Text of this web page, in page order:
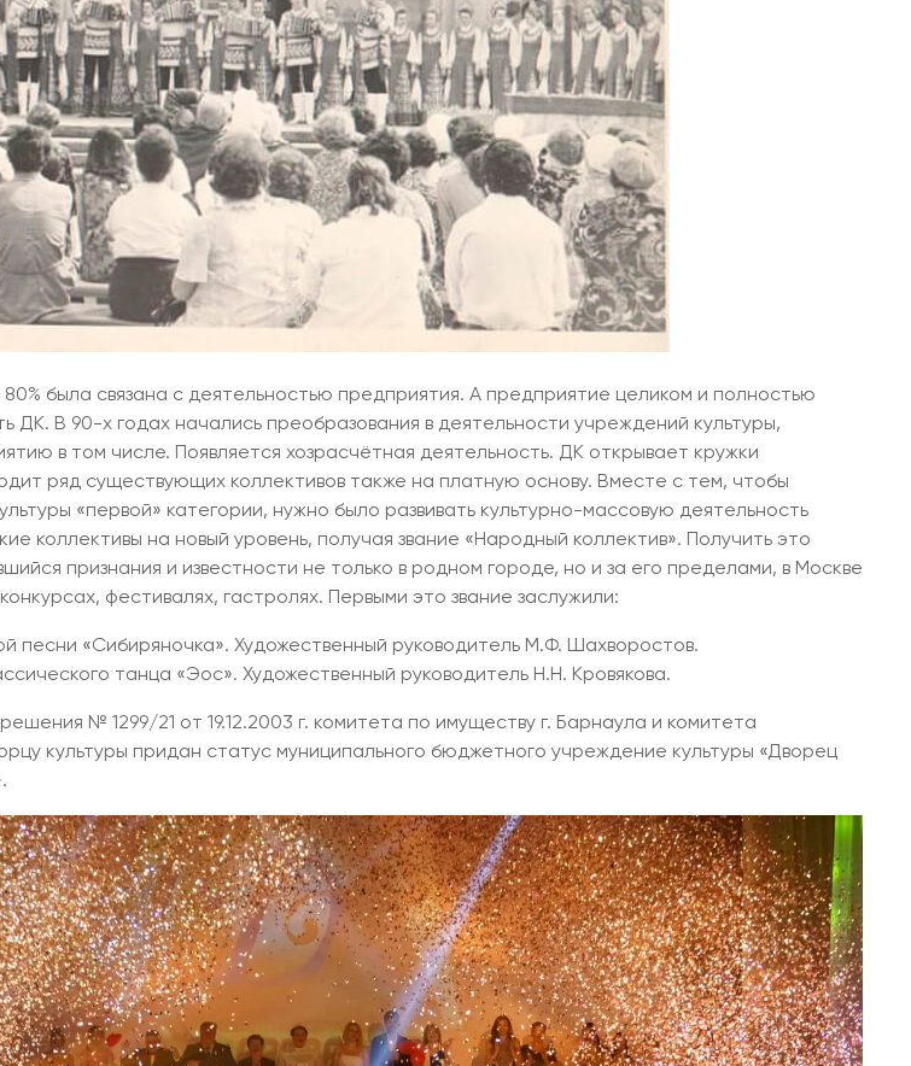
была связана с деятельностью предприятия. А предприятие целиком и полностью
ДК. В 90-х годах начались преобразования в деятельности учреждений культуры,
в том числе. Появляется хозрасчётная деятельность. ДК открывает кружки
ряд существующих коллективов также на платную основу. Вместе с тем, чтобы
«первой» категории, нужно было развивать культурно-массовую деятельность
коллективы на новый уровень, получая звание «Народный коллектив». Получить это
признания и известности не только в родном городе, но и за его пределами, в Москве
фестивалях, гастролях. Первыми это звание заслужили:
песни «Сибиряночка». Художественный руководитель М.Ф. Шахворостов.
танца «Эос». Художественный руководитель Н.Н. Кровякова.
№ 1299/21 от 19.12.2003 г. комитета по имуществу г. Барнаула и комитета
культуры придан статус муниципального бюджетного учреждение культуры «Дворец